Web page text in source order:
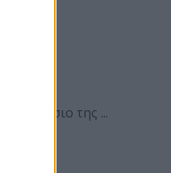
πλαίσιο της ...